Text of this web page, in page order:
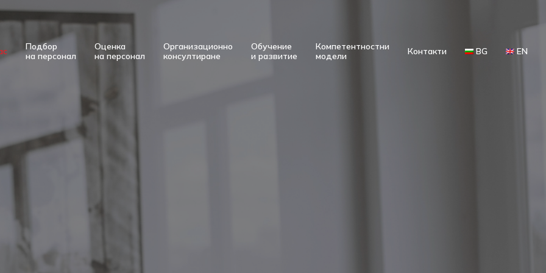
Подбор
на персонал
Оценка
на персонал
Организационно
консултиране
Обучение
и развитие
Компетентностни
модели
Контакти BG EN